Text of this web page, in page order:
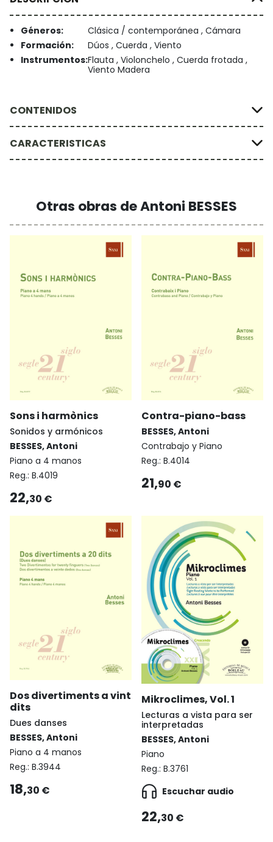
Géneros:
Clásica / contemporánea , Cámara
Formación:
Dúos , Cuerda , Viento
Instrumentos:Flauta , Violonchelo , Cuerda frotada ,
Viento Madera
CONTENIDOS
CARACTERISTICAS
Otras obras de Antoni BESSES
Sons i harmònics
Sonidos y armónicos
BESSES, Antoni
Piano a 4 manos
Reg.: B.4019
22,30 €
Contra-piano-bass
BESSES, Antoni
Contrabajo y Piano
Reg.: B.4014
21,90 €
Dos divertiments a vint
dits
Dues danses
BESSES, Antoni
Piano a 4 manos
Reg.: B.3944
18,30 €
Mikroclimes, Vol. 1
Lecturas a vista para ser
interpretadas
BESSES, Antoni
Piano
Reg.: B.3761
Escuchar audio
22,30 €